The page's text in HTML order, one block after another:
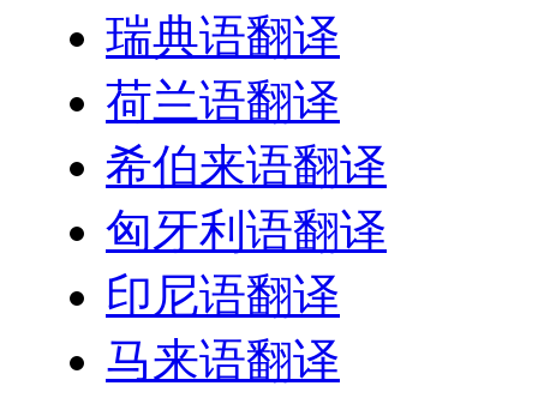
瑞典语翻译
荷兰语翻译
希伯来语翻译
匈牙利语翻译
印尼语翻译
马来语翻译